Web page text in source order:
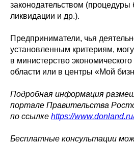
законодательством (процедуры
ликвидации и др.).
Предприниматели, чья
установленным критериям,
в министерство
области или в центры «Мой
Подробная информация
портале Правительства
по ссылке https://
Бесплатные консультации